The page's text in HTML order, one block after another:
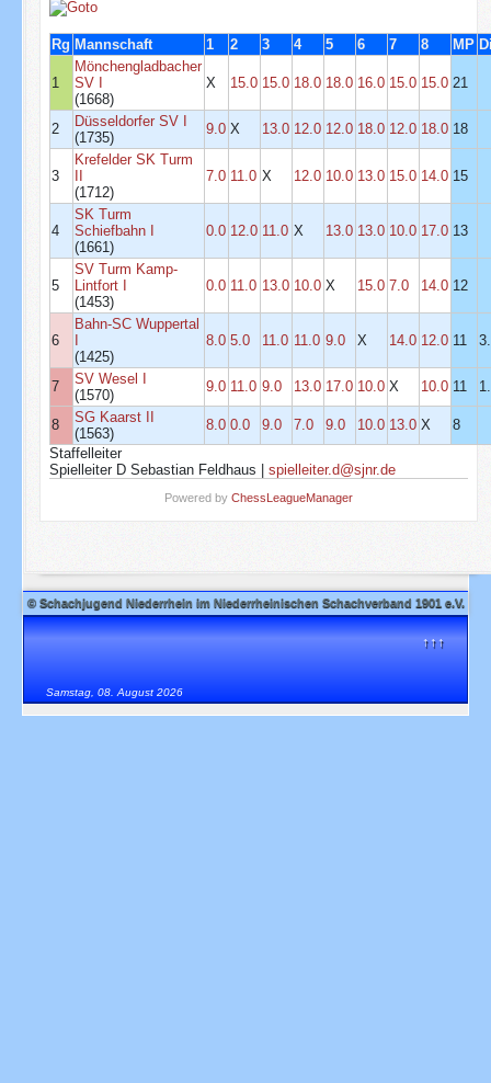
© Schachjugend Niederrhein im Niederrheinischen Schachverband 1901 e.V.
↑↑↑
Samstag, 08. August 2026
Rg Mannschaft 1 2 3 4 5 6 7 8 MP
1
Mönchengladbacher
SV I
(1668)
X 15.0 15.0 18.0 18.0 16.0 15.0 15.0 21
2
Düsseldorfer SV I
(1735)
9.0 X 13.0 12.0 12.0 18.0 12.0 18.0 18
3
Krefelder SK Turm
(1712)
7.0 11.0 X 12.0 10.0 13.0 15.0 14.0 15
4
SK Turm
Schiefbahn I
(1661)
0.0 12.0 11.0 X 13.0 13.0 10.0 17.0 13
5
SV Turm Kamp-
Lintfort I
(1453)
0.0 11.0 13.0 10.0 X 15.0 7.0 14.0 12
6
Bahn-SC Wuppertal
(1425)
8.0 5.0 11.0 11.0 9.0 X 14.0 12.0 11
7
SV Wesel I
(1570)
9.0 11.0 9.0 13.0 17.0 10.0 X 10.0 11
8
SG Kaarst II
(1563)
8.0 0.0 9.0 7.0 9.0 10.0 13.0 X
8
Staffelleiter
Spielleiter D Sebastian Feldhaus |spielleiter.d@sjnr.de
Powered by ChessLeagueManager